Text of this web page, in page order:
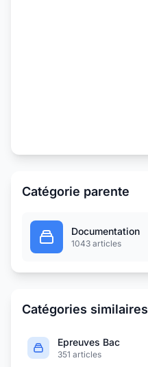
Catégorie parente
Documentation
1043 articles
Catégories similaires
Epreuves Bac
351 articles